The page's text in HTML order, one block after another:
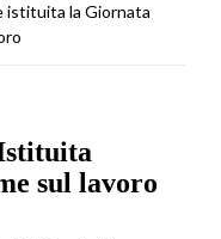
istituita la Giornata
sul lavoro